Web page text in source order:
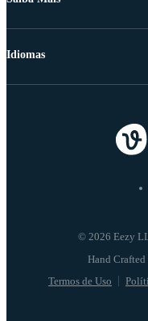
© 2026 Eezy
Termos de Uso
Idiomas